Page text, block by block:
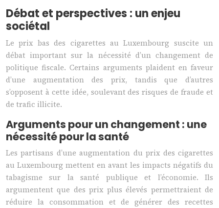
Débat et perspectives : un enjeu
sociétal
Le prix bas des cigarettes au Luxembourg suscite un
débat important sur la nécessité d’un changement de
politique fiscale. Certains arguments plaident en faveur
d’une augmentation des prix, tandis que d’autres
s’opposent à cette idée, soulevant des risques de fraude et
de trafic illicite.
Arguments pour un changement : une
nécessité pour la santé
Les partisans d’une augmentation du prix des cigarettes
au Luxembourg mettent en avant les impacts négatifs du
tabagisme sur la santé publique et l’économie. Ils
argumentent que des prix plus élevés permettraient de
réduire la consommation et de générer des recettes